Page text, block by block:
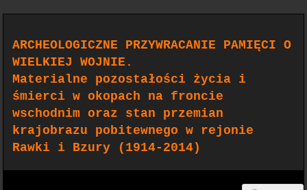
ARCHEOLOGICZNE PRZYWRACANIE PAMIĘCI O
WIELKIEJ WOJNIE.
Materialne pozostałości życia i
śmierci w okopach na froncie
wschodnim oraz stan przemian
krajobrazu pobitewnego w rejonie
Rawki i Bzury (1914-2014)